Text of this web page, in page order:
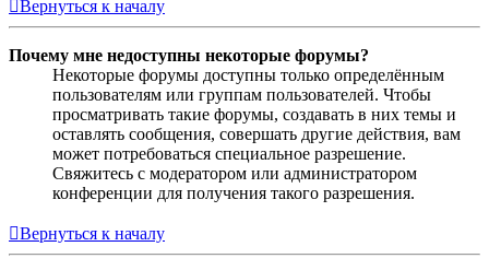
Вернуться к началу
Почему мне недоступны некоторые форумы?
Некоторые форумы доступны только определённым
пользователям или группам пользователей. Чтобы
просматривать такие форумы, создавать в них темы и
оставлять сообщения, совершать другие действия, вам
может потребоваться специальное разрешение.
Свяжитесь с модератором или администратором
конференции для получения такого разрешения.
Вернуться к началу